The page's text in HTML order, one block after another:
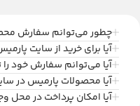
چطور می‌توانم سفارش
آیا برای خرید از سایت
آیا می‌توانم سفارش خود
آیا محصولات پارمیس در
آیا امکان پرداخت در محل